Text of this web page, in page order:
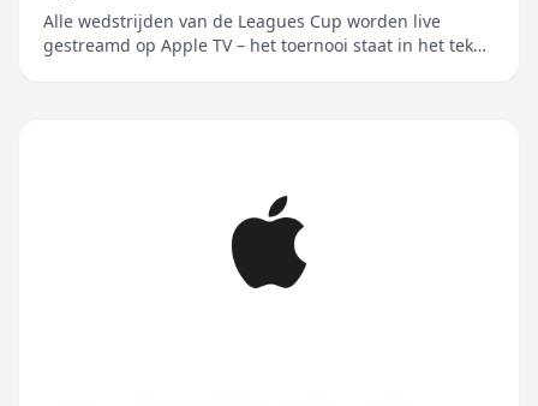
Alle wedstrijden van de Leagues Cup worden live
gestreamd op Apple TV – het toernooi staat in het teken